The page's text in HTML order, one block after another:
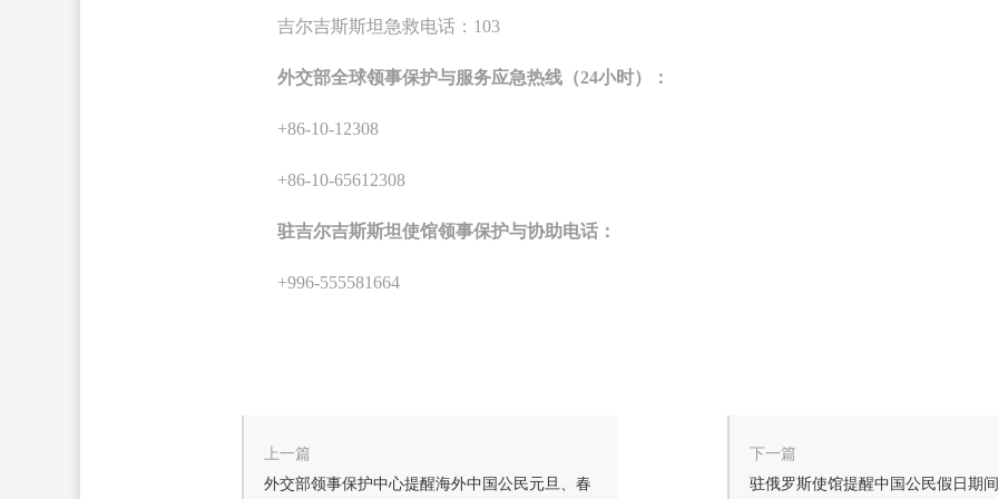
吉尔吉斯斯坦急救电话：103
外交部全球领事保护与服务应急热线（24小时）：
+86-10-12308
+86-10-65612308
驻吉尔吉斯斯坦使馆领事保护与协助电话：
+996-555581664
上一篇
外交部领事保护中心提醒海外中国公民元旦、春
下一篇
驻俄罗斯使馆提醒中国公民假日期